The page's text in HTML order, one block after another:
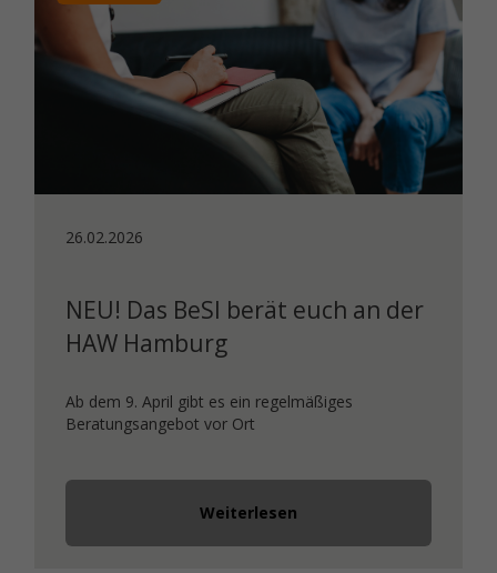
26.02.2026
NEU! Das BeSI berät euch an der
HAW Hamburg
Ab dem 9. April gibt es ein regelmäßiges
Beratungsangebot vor Ort
Weiterlesen